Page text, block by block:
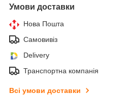
Умови доставки
Нова Пошта
Самовивіз
Delivery
Транспортна компанія
Всі умови доставки